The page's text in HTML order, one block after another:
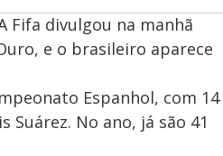
Fifa divulgou na manhã
e o brasileiro aparece
Espanhol, com 14
Suárez. No ano, já são 41